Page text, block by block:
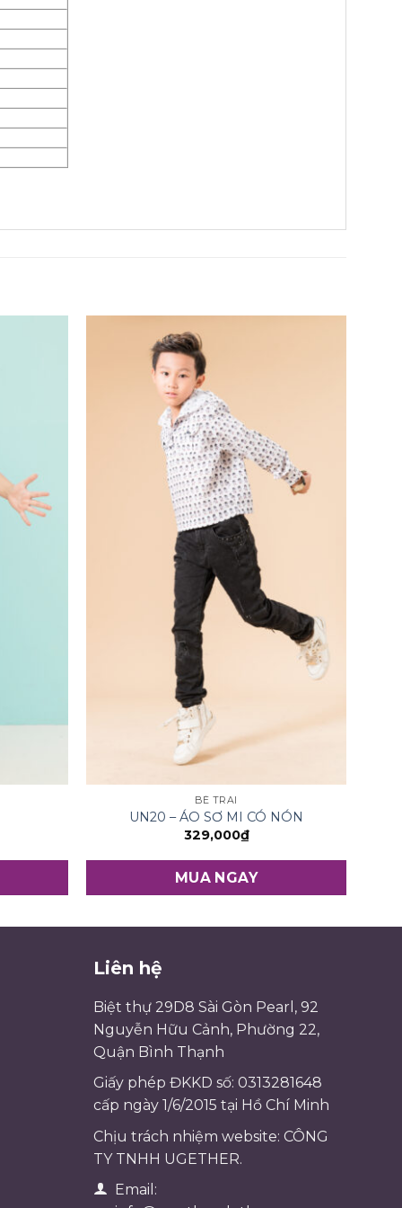
BÉ TRAI
UN20 – ÁO SƠ MI CÓ NÓN
329,000₫
MUA NGAY
Liên hệ
Biệt thự 29D8 Sài Gòn Pearl, 92
Nguyễn Hữu Cảnh, Phường 22,
Quận Bình Thạnh
Giấy phép ĐKKD số: 0313281648
cấp ngày 1/6/2015 tại Hồ Chí Minh
Chịu trách nhiệm website: CÔNG
TY TNHH UGETHER.
Email: